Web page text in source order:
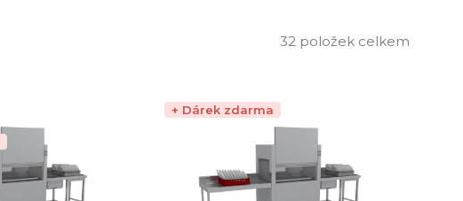
32 položek celkem
+ Dárek zdarma